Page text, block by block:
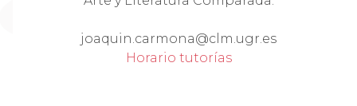
joaquin.carmona@clm.ugr.es
Horario tutorías